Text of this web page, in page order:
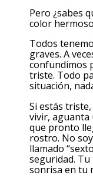
Pero ¿sabes
color
Todos
graves. A
confundimos
triste. Todo
situación,
Si estás
vivir, aguanta
que pronto
rostro. No
llamado
seguridad.
sonrisa en tu